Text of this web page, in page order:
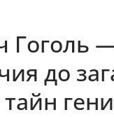
Гоголь
до